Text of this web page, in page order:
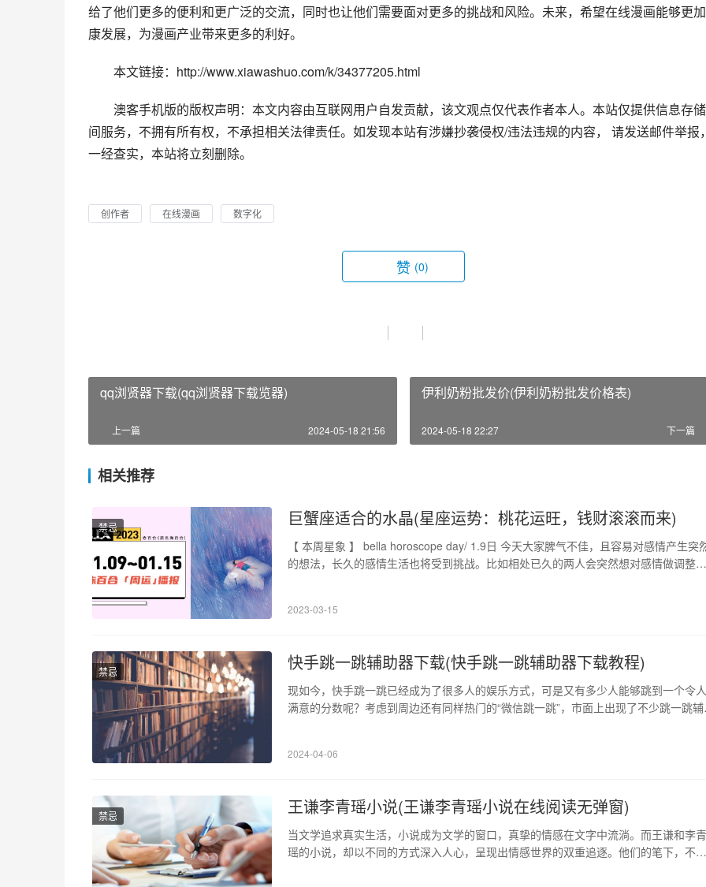
给了他们更多的便利和更广泛的交流，同时也让他们需要面对更多的挑战和风险。未来，希望在线漫画能够更
康发展，为漫画产业带来更多的利好。
本文链接：http://www.xiawashuo.com/k/34377205.html
澳客手机版的版权声明：本文内容由互联网用户自发贡献，该文观点仅代表作者本人。本站仅提供信息存
间服务，不拥有所有权，不承担相关法律责任。如发现本站有涉嫌抄袭侵权/违法违规的内容， 请发送邮件举报，
一经查实，本站将立刻删除。
创作者 在线漫画 数字化
赞 (0)
qq浏贤器下载(qq浏贤器下载览器)
上一篇 2024-05-18 21:56
伊利奶粉批发价(伊利奶粉批发价格表)
下一篇
2024-05-18 22:27
相关推荐
禁忌 巨蟹座适合的水晶(星座运势：桃花运旺，钱财滚滚而来)
【 本周星象 】 bella horoscope day/ 1.9日 今天大家脾气不佳，且容易对感情产生突
的想法，长久的感情生活也将受到挑战。比如相处已久的两人会突然想对感情做调整。
特别对于物质方面：我们应如…
2023-03-15
禁忌 快手跳一跳辅助器下载(快手跳一跳辅助器下载教程)
现如今，快手跳一跳已经成为了很多人的娱乐方式，可是又有多少人能够跳到一个令人
满意的分数呢？考虑到周边还有同样热门的“微信跳一跳”，市面上出现了不少跳一跳辅
置知识：跳一跳原理：跳一跳是以一个小人为主人…
2024-04-06
禁忌 王谦李青瑶小说(王谦李青瑶小说在线阅读无弹窗)
当文学追求真实生活，小说成为文学的窗口，真挚的情感在文字中流淌。而王谦和李青
瑶的小说，却以不同的方式深入人心，呈现出情感世界的双重追逐。他们的笔下，不仅